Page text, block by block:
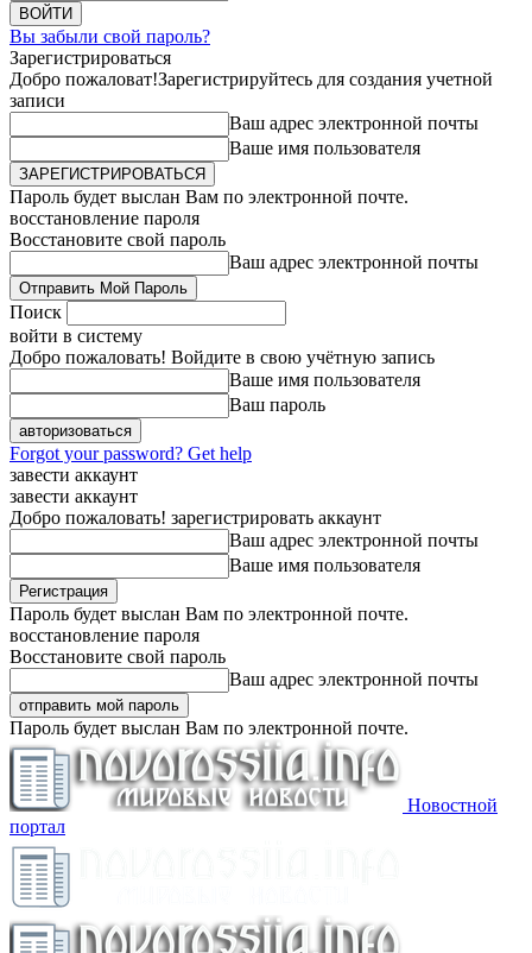
Вы забыли свой пароль?
Зарегистрироваться
Добро пожаловат!Зарегистрируйтесь для создания учетной
записи
Ваш адрес электронной почты
Ваше имя пользователя
Пароль будет выслан Вам по электронной почте.
восстановление пароля
Восстановите свой пароль
Ваш адрес электронной почты
Поиск
войти в систему
Добро пожаловать! Войдите в свою учётную запись
Ваше имя пользователя
Ваш пароль
Forgot your password? Get help
завести аккаунт
завести аккаунт
Добро пожаловать! зарегистрировать аккаунт
Ваш адрес электронной почты
Ваше имя пользователя
Пароль будет выслан Вам по электронной почте.
восстановление пароля
Восстановите свой пароль
Ваш адрес электронной почты
Пароль будет выслан Вам по электронной почте.
Новостной
портал